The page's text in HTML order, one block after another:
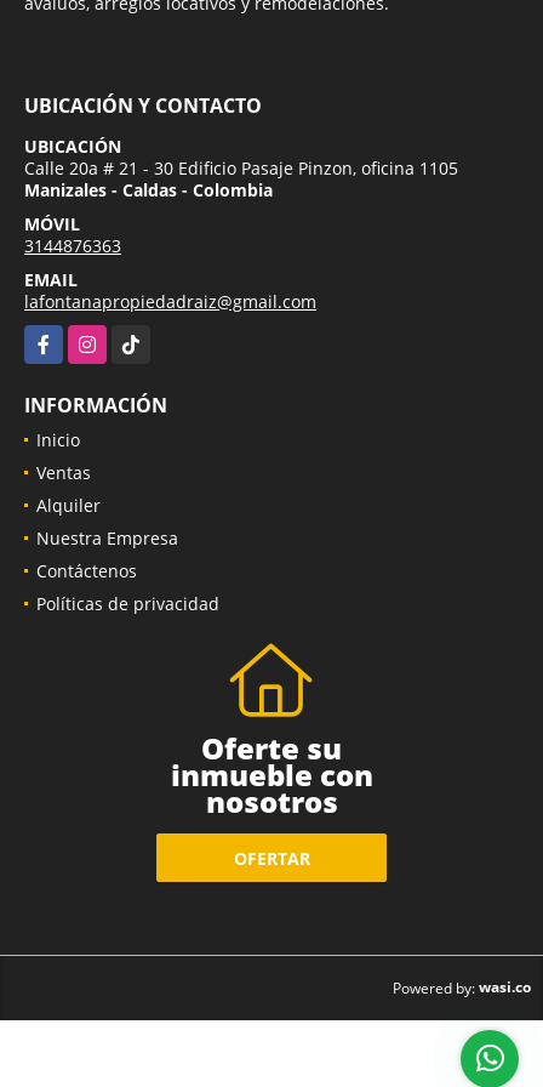
UBICACIÓN Y CONTACTO
UBICACIÓN
Calle 20a # 21 - 30 Edificio Pasaje Pinzon, oficina 1105
Manizales - Caldas - Colombia
MÓVIL
3144876363
EMAIL
lafontanapropiedadraiz@gmail.com
FacebookInstagramTikTok
INFORMACIÓN
Inicio
Ventas
Alquiler
Nuestra Empresa
Contáctenos
Políticas de privacidad
Oferte su
inmueble con
nosotros
OFERTAR
Powered by:wasi.co